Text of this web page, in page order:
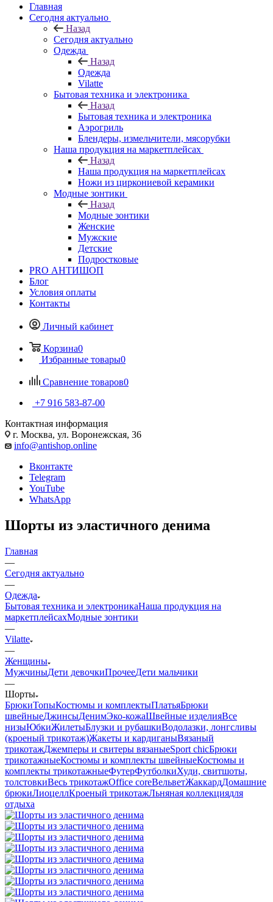
Главная
Сегодня актуально
Назад
Сегодня актуально
Одежда
Назад
Одежда
Vilatte
Бытовая техника и электроника
Назад
Бытовая техника и электроника
Аэрогриль
Блендеры, измельчители, мясорубки
Наша продукция на маркетплейсах
Назад
Наша продукция на маркетплейсах
Ножи из циркониевой керамики
Модные зонтики
Назад
Модные зонтики
Женские
Мужские
Детские
Подростковые
PRO АНТИШОП
Блог
Условия оплаты
Контакты
Личный кабинет
Корзина0
Избранные товары0
Сравнение товаров0
+7 916 583-87-00
Контактная информация
г. Москва, ул. Воронежская, 36
info@antishop.online
Вконтакте
Telegram
YouTube
WhatsApp
Шорты из эластичного денима
Главная
—
Сегодня актуально
—
Одежда
Бытовая техника и электроникаНаша продукция на
маркетплейсахМодные зонтики
—
Vilatte
—
Женщины
МужчиныДети девочкиПрочееДети мальчики
—
Шорты
БрюкиТопыКостюмы и комплектыПлатьяБрюки
швейныеДжинсыДенимЭко-кожаШвейные изделияВсе
низыЮбкиЖилетыБлузки и рубашкиВодолазки, лонгсливы
(кроеный трикотаж)Жакеты и кардиганыВязаный
трикотажДжемперы и свитеры вязаныеSport chicБрюки
трикотажныеКостюмы и комплекты швейныеКостюмы и
комплекты трикотажныеФутерФутболкиХуди, свитшоты,
толстовкиВесь трикотажOffice coreВельветЖаккардДомашние
брюкиЛиоцеллКроеный трикотажЛьняная коллекциядля
отдыха